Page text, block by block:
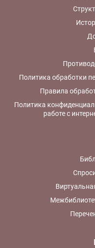
Политика обработки
Правила
Политика
работе с